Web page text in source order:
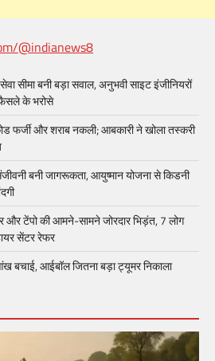
@indianews8
सीमा बनी बड़ा सवाल, अनुभवी साइट इंजीनियरों
फैसले के भरोसे
फर्जी और शराब नकली; आबकारी ने खोला तस्करी
बनी जागरूकता, आयुष्मान योजना से किडनी
और टेंपो की आमने-सामने जोरदार भिड़ंत, 7 लोग
सेंटर रेफर​
बचाई, आईबॉल जितना बड़ा ट्यूमर निकाला